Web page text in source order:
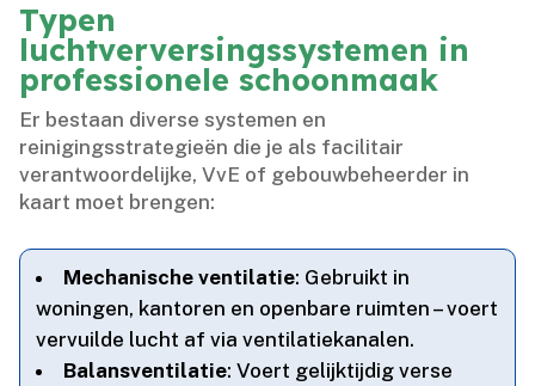
Typen
luchtverversingssystemen in
professionele schoonmaak
Er bestaan diverse systemen en
reinigingsstrategieën die je als facilitair
verantwoordelijke, VvE of gebouwbeheerder in
kaart moet brengen:
Mechanische ventilatie: Gebruikt in
woningen, kantoren en openbare ruimten – voert
vervuilde lucht af via ventilatiekanalen.​
Balansventilatie: Voert gelijktijdig verse